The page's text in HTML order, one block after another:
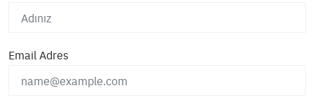
Email Adres